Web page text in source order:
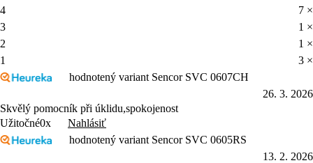
4
7 ×
3
1 ×
2
1 ×
1
3 ×
hodnotený variant Sencor SVC 0607CH
26. 3. 2026
Skvělý pomocník při úklidu,spokojenost
Užitočné0x
Nahlásiť
hodnotený variant Sencor SVC 0605RS
13. 2. 2026